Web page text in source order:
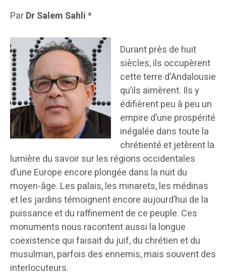
ParDr Salem Sahli*
Durant près de huit
siècles, ils occupèrent
cette terre d’Andalousie
qu’ils aimèrent. Ils y
édifièrent peu à peu un
empire d’une prospérité
inégalée dans toute la
chrétienté et jetèrent la
lumière du savoir sur les régions occidentales
d’une Europe encore plongée dans la nuit du
moyen-âge. Les palais, les minarets, les médinas
et les jardins témoignent encore aujourd’hui de la
puissance et du raffinement de ce peuple. Ces
monuments nous racontent aussi la longue
coexistence qui faisait du juif, du chrétien et du
musulman, parfois des ennemis, mais souvent des
interlocuteurs.